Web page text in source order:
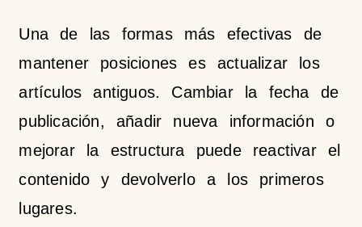
Una de las formas más efectivas de
mantener posiciones es actualizar los
artículos antiguos. Cambiar la fecha de
publicación, añadir nueva información o
mejorar la estructura puede reactivar el
contenido y devolverlo a los primeros
lugares.